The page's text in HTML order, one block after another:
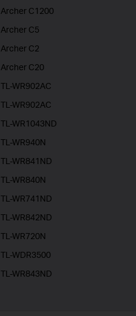
Archer C1200
Archer C5
Archer C2
Archer C20
TL-WR902AC
TL-WR902AC
TL-WR1043ND
TL-WR940N
TL-WR841ND
TL-WR840N
TL-WR741ND
TL-WR842ND
TL-WR720N
TL-WDR3500
TL-WR843ND